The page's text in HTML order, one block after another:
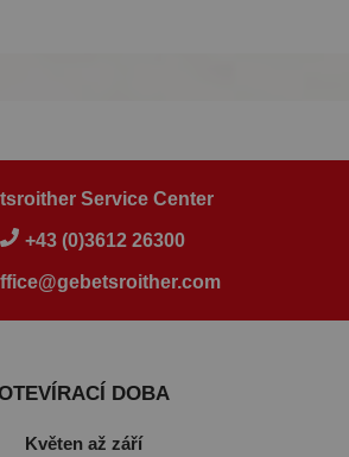
Service Center
+43 (0)3612 26300
DOBA
Květen až září